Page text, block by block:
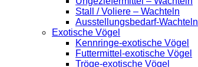
Stall / Voliere – Wachteln
Ausstellungsbedarf-Wachteln
Exotische Vögel
Kennringe-exotische Vögel
Futtermittel-exotische Vögel
Tröge-exotische Vögel